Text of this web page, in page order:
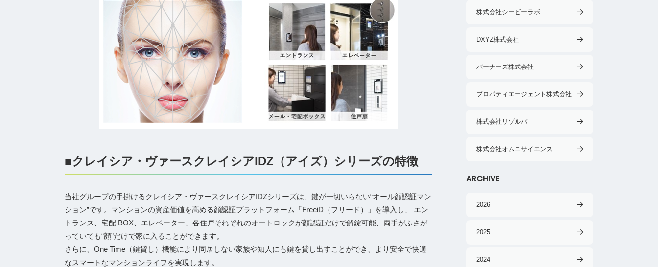
■クレイシア・ヴァースクレイシアIDZ（アイズ）シリーズの特徴
当社グループの手掛けるクレイシア・ヴァースクレイシアIDZシリーズは、鍵が一切いらない“オール顔認証マン
ション”です。マンションの資産価値を高める顔認証プラットフォーム「FreeiD（フリード）」を導入し、 エン
トランス、宅配 BOX、エレベーター、各住戸それぞれのオートロックが顔認証だけで解錠可能、両手がふさが
っていても“顔”だけで家に入ることができます。
さらに、One Time（鍵貸し）機能により同居しない家族や知人にも鍵を貸し出すことができ、より安全で快適
なスマートなマンションライフを実現します。
株式会社シービーラボ
DXYZ株式会社
バーナーズ株式会社
プロパティエージェント株式会社
株式会社リゾルバ
株式会社オムニサイエンス
ARCHIVE
2026
2025
2024